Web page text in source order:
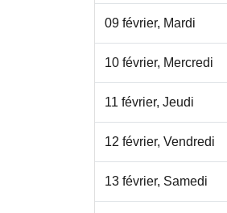
09 février, Mardi
10 février, Mercredi
11 février, Jeudi
12 février, Vendredi
13 février, Samedi